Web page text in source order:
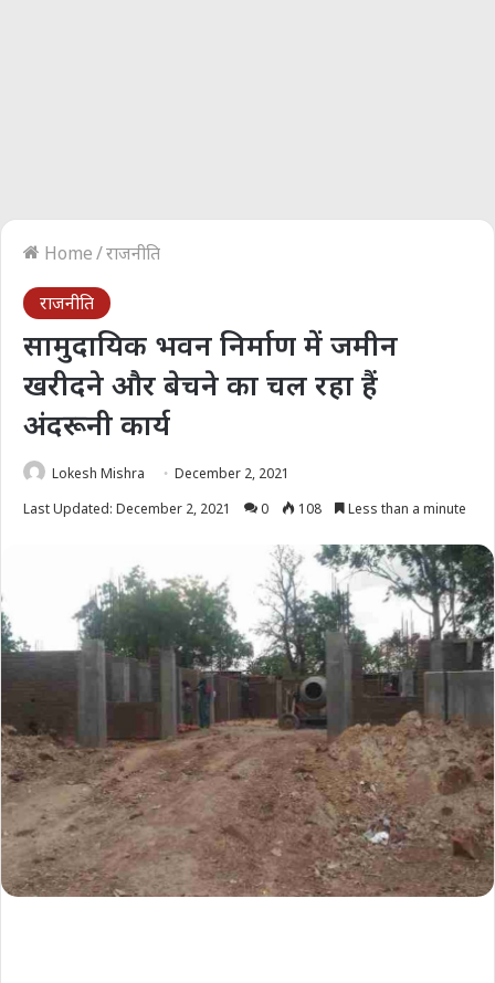
Home/राजनीति
राजनीति
सामुदायिक भवन निर्माण में जमीन
खरीदने और बेचने का चल रहा हैं
अंदरूनी कार्य
Lokesh Mishra
December 2, 2021
Last Updated: December 2, 2021
0 108 Less than a minute